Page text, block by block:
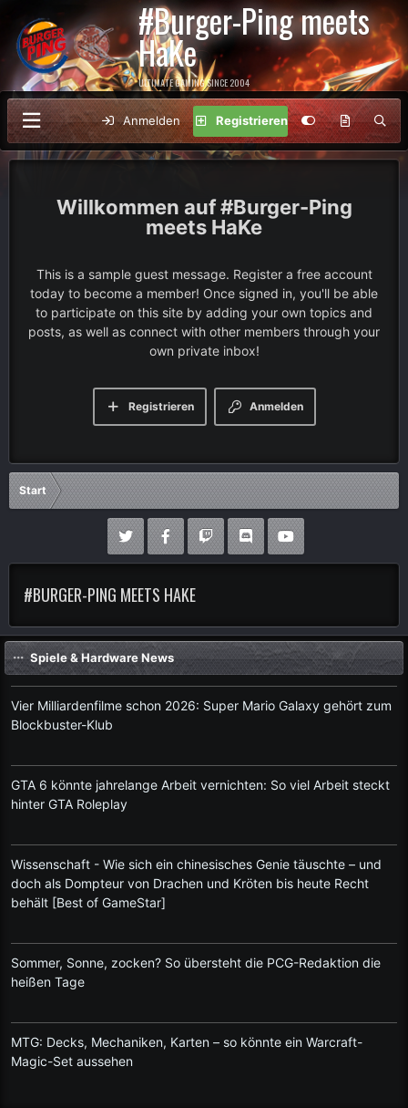
#Burger-Ping meets
HaKe
ULTIMATE GAMING SINCE 2004
Anmelden Registrieren
#Burger-Ping
meets HaKe
This is a sample guest message. Register a free account
today to become a member! Once signed in, you'll be able
to participate on this site by adding your own topics and
posts, as well as connect with other members through your
own private inbox!
Anmelden
Registrieren
Start
#BURGER-PING MEETS HAKE
Spiele & Hardware News
Vier Milliardenfilme schon 2026: Super Mario Galaxy gehört zum
Blockbuster-Klub
GTA 6 könnte jahrelange Arbeit vernichten: So viel Arbeit steckt
hinter GTA Roleplay
Wissenschaft - Wie sich ein chinesisches Genie täuschte – und
doch als Dompteur von Drachen und Kröten bis heute Recht
behält [Best of GameStar]
Sommer, Sonne, zocken? So übersteht die PCG-Redaktion die
heißen Tage
MTG: Decks, Mechaniken, Karten – so könnte ein Warcraft-
Magic-Set aussehen